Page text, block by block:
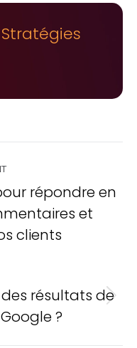
répondre en
et
clients
résultats de
?